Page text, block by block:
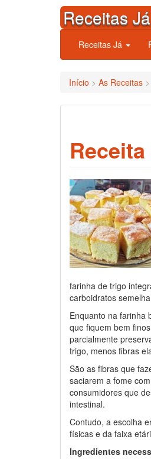
Receitas
Receitas Já
Início > As Receitas >
farinha de trigo
carboidratos
Enquanto na farinha
que fiquem bem
parcialmente
trigo, menos fibras
São as fibras que
saciarem a fome
consumidores que
intestinal.
Contudo, a escolha
físicas e da faixa
Ingredientes